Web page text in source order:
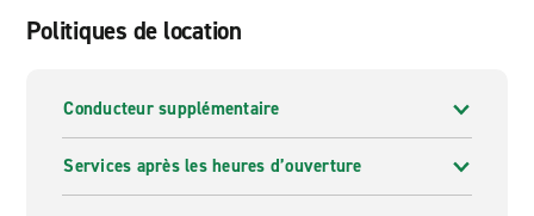
Politiques de location
Conducteur supplémentaire
Services après les heures d’ouverture